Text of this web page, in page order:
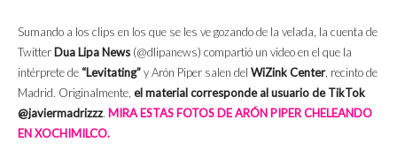
Sumando a los clips en los que se les ve gozando de la velada, la cuenta de
Twitter Dua Lipa News (@dlipanews) compartió un video en el que la
intérprete de “Levitating”y Arón Piper salen del WiZink Center, recinto de
Madrid. Originalmente, el material corresponde al usuario de TikTok
@javiermadrizzz. MIRA ESTAS FOTOS DE ARÓN PIPER CHELEANDO
EN XOCHIMILCO.